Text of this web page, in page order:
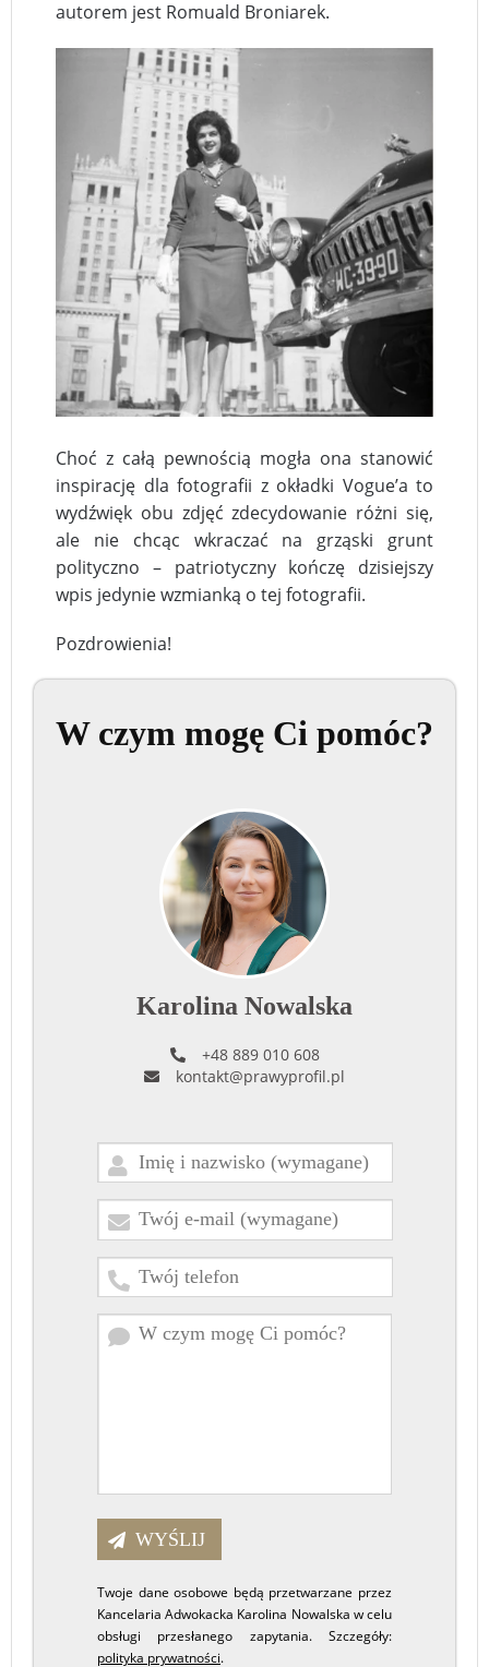
autorem jest Romuald Broniarek.
Choć z całą pewnością mogła ona stanowić
inspirację dla fotografii z okładki Vogue’a to
wydźwięk obu zdjęć zdecydowanie różni się,
ale nie chcąc wkraczać na grząski grunt
polityczno – patriotyczny kończę dzisiejszy
wpis jedynie wzmianką o tej fotografii.
Pozdrowienia!
W czym mogę Ci pomóc?
Karolina Nowalska
+48 889 010 608
kontakt@prawyprofil.pl
Twoje dane osobowe będą przetwarzane przez
Kancelaria Adwokacka Karolina Nowalska w celu
obsługi przesłanego zapytania. Szczegóły:
polityka prywatności.